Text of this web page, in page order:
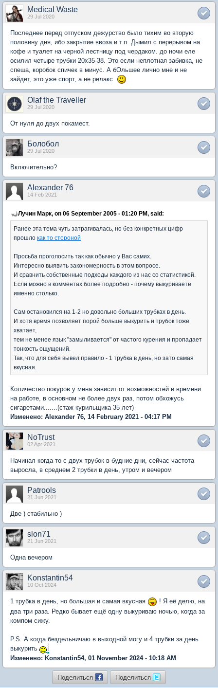
Medical Waste
29 Jul 2020
Последнее перед отпуском дежурство было тихим во вторую
половину дня, ибо закрытие ввоза и т.п. Дымил с перерывом на
кофе и туалет на черной лестницу под чердаком. до ночи еле
осилил четыре трубки 20х35-38. Это если неплотная забивка, не
спеша, коробок спичек в минус. А бОльшее лично мне и не
зайдет, это уже спорт, а не релакс
Olaf the Traveller
29 Jul 2020
От нуля до двух покамест.
Болобол
29 Jul 2020
Включительно?
Alexander 76
14 Feb 2021
Лучин Марк, on 06 September 2005 - 01:20 PM, said:
Ранее эта тема чуть затрагивалась, но без конкретных цифр
прошло как то стороной
Просьба проголосить так как обычно у Вас самих.
Интересно выявить закономерность в этом вопросе.
И сравнить собственные подходы каждого из нас со статистикой.
Если можно в комментах более подробно - почему выкуриваете
именно столько.
Сам остановился на 1-2 но довольно больших трубках в день.
И хотя время позволяет порой больше выкурить и трубок тоже
хватает,
тем не менее язык "замыливается" от частого курения и пропадает
тонкость ощущений.
Так, что для себя вывел правило - 1 трубка в день, но зато самая
вкусная.
Количество покуров у мена зависит от возможностей и времени
на работе, в основном не более двух раз, потом обхожусь
сигаретами.......(стаж курильщика 35 лет)
Изменено: Alexander 76, 14 February 2021 - 04:17 PM
NoTrust
02 Apr 2021
Начинал когда-то с двух трубок в будние дни, сейчас частота
выросла, в среднем 2 трубки в день, утром и вечером
Patrools
21 Jun 2021
Две ) стабильно )
slon71
21 Jun 2021
Одна вечером
Konstantin54
10 Oct 2024
1 трубка в день, но большая и самая вкусная
! Я её делю, на
два три раза. Редко бывает ещё одну выкуриваю ночью, когда за
компом сижу.
P.S. А когда бездельничаю в выходной могу и 4 трубки за день
выкурить
Изменено: Konstantin54, 01 November 2024 - 10:18 AM
Поделиться Поделиться